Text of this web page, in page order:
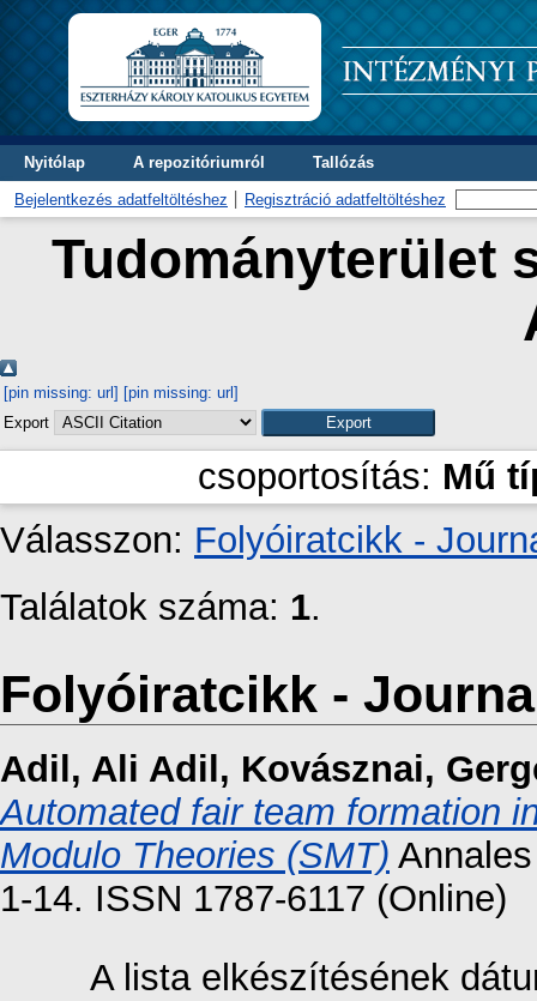
Nyitólap A repozitóriumról Tallózás
Bejelentkezés adatfeltöltéshez Regisztráció adatfeltöltéshez
Tudományterület
[pin missing: url] [pin missing: url]
Export
csoportosítás: Mű
Válasszon: Folyóiratcikk -
Találatok száma: 1.
Folyóiratcikk -
Adil, Ali Adil , Kovásznai,
Automated fair team formation
Modulo Theories (SMT)
1-14. ISSN 1787-6117 (Online)
A lista elkészítésének